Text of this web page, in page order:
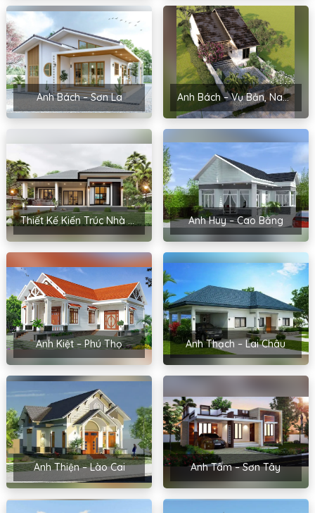
Anh Bách – Sơn La Anh Bách – Vụ Bản, Nam Định
Thiết Kế Kiến Trúc Nhà Cấp 4 Của Chị Hoa – Hải Phòng Anh Huy – Cao Bằng
Anh Kiệt – Phú Thọ Anh Thạch – Lai Châu
Anh Thiện – Lào Cai Anh Tâm – Sơn Tây